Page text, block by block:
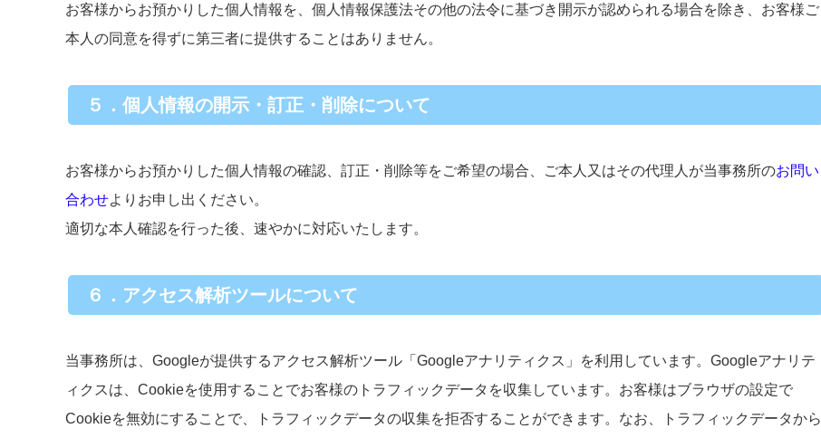
お客様からお預かりした個人情報を、個人情報保護法その他の法令に基づき開示が認められる場合を除き、お客様ご
本人の同意を得ずに第三者に提供することはありません。
５．個人情報の開示・訂正・削除について
お客様からお預かりした個人情報の確認、訂正・削除等をご希望の場合、ご本人又はその代理人が当事務所のお問い
合わせよりお申し出ください。
適切な本人確認を行った後、速やかに対応いたします。
６．アクセス解析ツールについて
当事務所は、Googleが提供するアクセス解析ツール「Googleアナリティクス」を利用しています。Googleアナリテ
ィクスは、Cookieを使用することでお客様のトラフィックデータを収集しています。お客様はブラウザの設定で
Cookieを無効にすることで、トラフィックデータの収集を拒否することができます。なお、トラフィックデータから